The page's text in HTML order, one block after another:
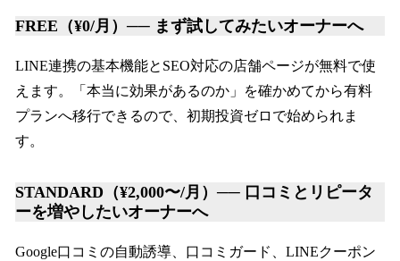
FREE（¥0/月）── まず試してみたいオーナーへ
LINE連携の基本機能とSEO対応の店舗ページが無料で使
えます。「本当に効果があるのか」を確かめてから有料
プランへ移行できるので、初期投資ゼロで始められま
す。
STANDARD（¥2,000〜/月）── 口コミとリピータ
ーを増やしたいオーナーへ
Google口コミの自動誘導、口コミガード、LINEクーポン